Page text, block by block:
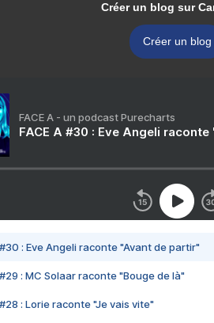
Créer un blog sur
Créer un blog
FACE A - un podcast Purecharts
FACE A #30 : Eve Angeli
#30 : Eve Angeli raconte "Avant de partir"
#29 : MC Solaar raconte "Bouge de là"
#28 : Lorie raconte "Je vais vite"